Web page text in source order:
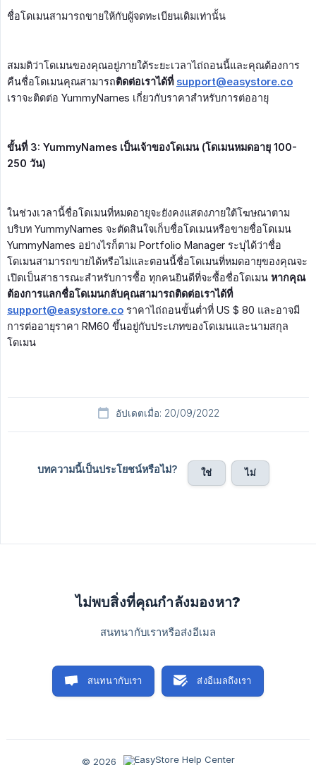
ชื่อโดเมนสามารถขายให้กับผู้จดทะเบียนเดิมเท่านั้น
สมมติว่าโดเมนของคุณอยู่ภายใต้ระยะเวลาไถ่ถอนนี้และคุณต้องการ
คืนชื่อโดเมนคุณสามารถติดต่อเราได้ที่ support@easystore.co
เราจะติดต่อ YummyNames เกี่ยวกับราคาสำหรับการต่ออายุ
ขั้นที่ 3: YummyNames เป็นเจ้าของโดเมน (โดเมนหมดอายุ 100-
250 วัน)
ในช่วงเวลานี้ชื่อโดเมนที่หมดอายุจะยังคงแสดงภายใต้โฆษณาตาม
บริบท YummyNames จะตัดสินใจเก็บชื่อโดเมนหรือขายชื่อโดเมน
YummyNames อย่างไรก็ตาม Portfolio Manager ระบุได้ว่าชื่อ
โดเมนสามารถขายได้หรือไม่และตอนนี้ชื่อโดเมนที่หมดอายุของคุณจะ
เปิดเป็นสาธารณะสำหรับการซื้อ ทุกคนยินดีที่จะซื้อชื่อโดเมน หากคุณ
ต้องการแลกชื่อโดเมนกลับคุณสามารถติดต่อเราได้ที่
support@easystore.co ราคาไถ่ถอนขั้นต่ำที่ US $ 80 และอาจมี
การต่ออายุราคา RM60 ขึ้นอยู่กับประเภทของโดเมนและนามสกุล
โดเมน
อัปเดตเมื่อ: 20/09/2022
บทความนี้เป็นประโยชน์หรือไม่? ใช่ ไม่
ไม่พบสิ่งที่คุณกำลังมองหา?
สนทนากับเราหรือส่งอีเมล
สนทนากับเรา ส่งอีเมลถึงเรา
© 2026